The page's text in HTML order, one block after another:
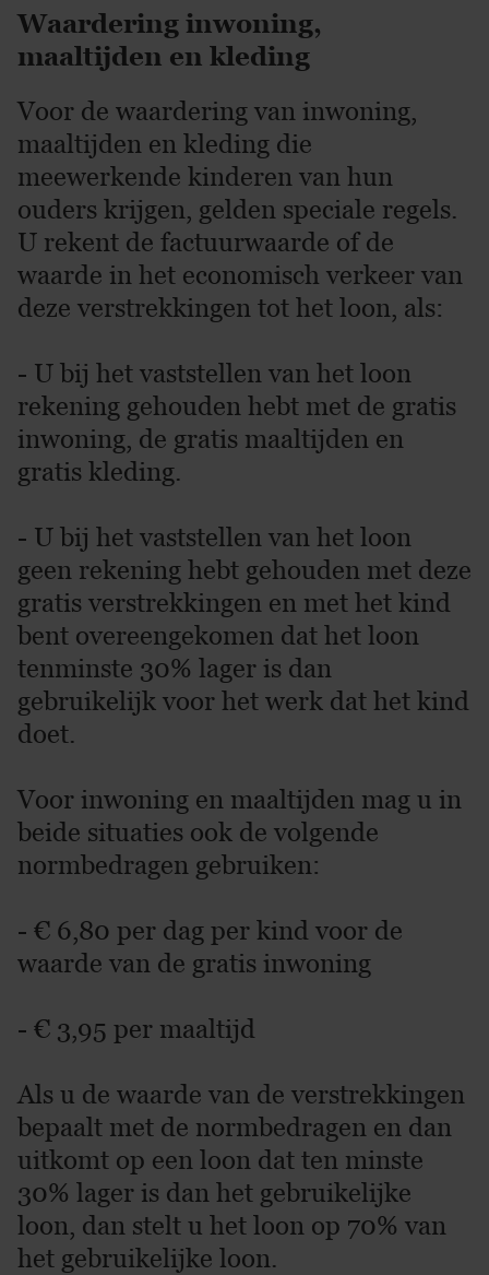
Waardering inwoning,
maaltijden en kleding
Voor de waardering van inwoning,
maaltijden en kleding die
meewerkende kinderen van hun
ouders krijgen, gelden speciale regels.
U rekent de factuurwaarde of de
waarde in het economisch verkeer van
deze verstrekkingen tot het loon, als:
- U bij het vaststellen van het loon
rekening gehouden hebt met de gratis
inwoning, de gratis maaltijden en
gratis kleding.
- U bij het vaststellen van het loon
geen rekening hebt gehouden met deze
gratis verstrekkingen en met het kind
bent overeengekomen dat het loon
tenminste 30% lager is dan
gebruikelijk voor het werk dat het kind
doet.
Voor inwoning en maaltijden mag u in
beide situaties ook de volgende
normbedragen gebruiken:
- € 6,80 per dag per kind voor de
waarde van de gratis inwoning
- € 3,95 per maaltijd
Als u de waarde van de verstrekkingen
bepaalt met de normbedragen en dan
uitkomt op een loon dat ten minste
30% lager is dan het gebruikelijke
loon, dan stelt u het loon op 70% van
het gebruikelijke loon.